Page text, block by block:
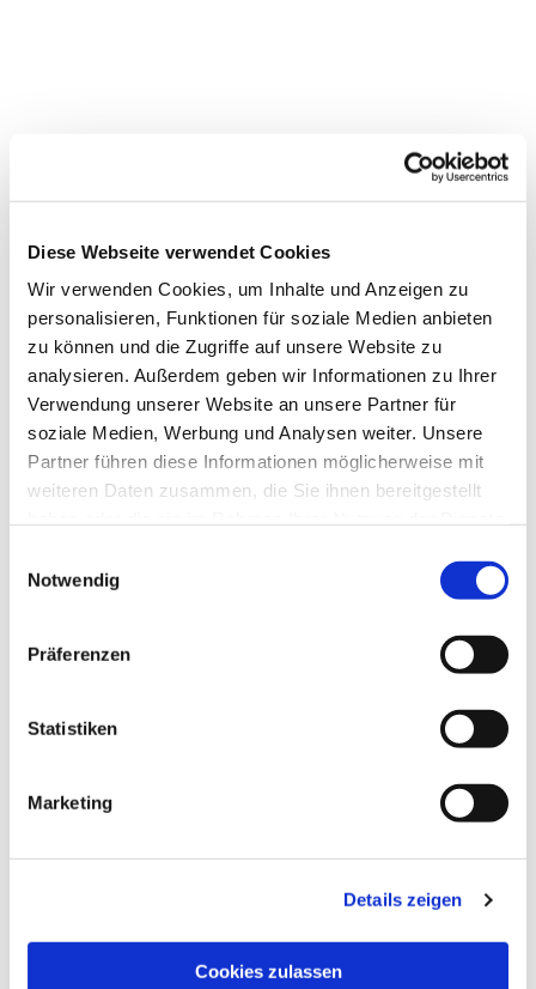
Diese Webseite verwendet Cookies
Wir verwenden Cookies, um Inhalte und Anzeigen zu
personalisieren, Funktionen für soziale Medien anbieten
zu können und die Zugriffe auf unsere Website zu
analysieren. Außerdem geben wir Informationen zu Ihrer
Verwendung unserer Website an unsere Partner für
soziale Medien, Werbung und Analysen weiter. Unsere
Partner führen diese Informationen möglicherweise mit
weiteren Daten zusammen, die Sie ihnen bereitgestellt
Notwendig
Präferenzen
Statistiken
Marketing
Details zeigen
Cookies zulassen
Dies könnte Sie auch
interessieren